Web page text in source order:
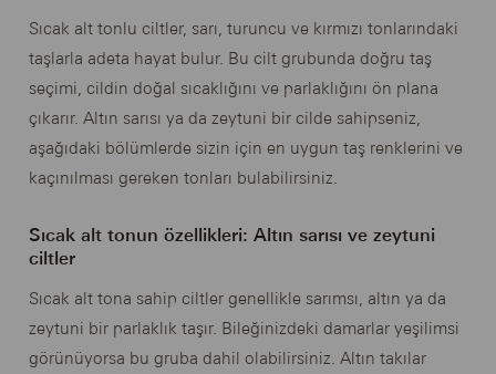
Sıcak alt tonlu ciltler, sarı, turuncu ve kırmızı tonlarındaki
taşlarla adeta hayat bulur. Bu cilt grubunda doğru taş
seçimi, cildin doğal sıcaklığını ve parlaklığını ön plana
çıkarır. Altın sarısı ya da zeytuni bir cilde sahipseniz,
aşağıdaki bölümlerde sizin için en uygun taş renklerini ve
kaçınılması gereken tonları bulabilirsiniz.
Sıcak alt tonun özellikleri: Altın sarısı ve zeytuni
ciltler
Sıcak alt tona sahip ciltler genellikle sarımsı, altın ya da
zeytuni bir parlaklık taşır. Bileğinizdeki damarlar yeşilimsi
görünüyorsa bu gruba dahil olabilirsiniz. Altın takılar